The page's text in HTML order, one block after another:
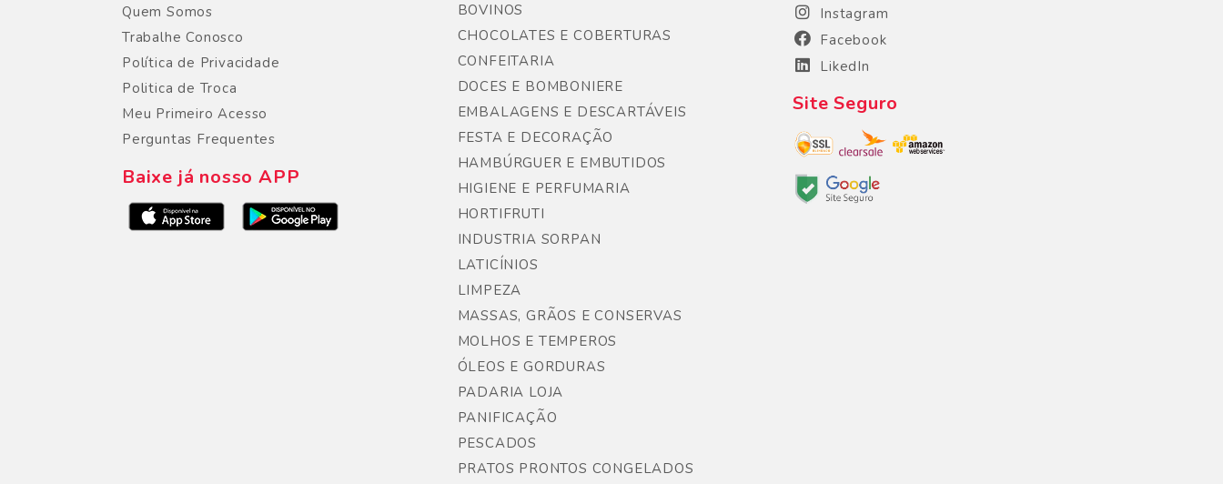
Quem Somos
Trabalhe Conosco
Política de Privacidade
Politica de Troca
Meu Primeiro Acesso
Perguntas Frequentes
Baixe já nosso APP
BOVINOS
CHOCOLATES E COBERTURAS
CONFEITARIA
DOCES E BOMBONIERE
EMBALAGENS E DESCARTÁVEIS
FESTA E DECORAÇÃO
HAMBÚRGUER E EMBUTIDOS
HIGIENE E PERFUMARIA
HORTIFRUTI
INDUSTRIA SORPAN
LATICÍNIOS
LIMPEZA
MASSAS, GRÃOS E CONSERVAS
MOLHOS E TEMPEROS
ÓLEOS E GORDURAS
PADARIA LOJA
PANIFICAÇÃO
PESCADOS
PRATOS PRONTOS CONGELADOS
Instagram
Facebook
LikedIn
Site Seguro